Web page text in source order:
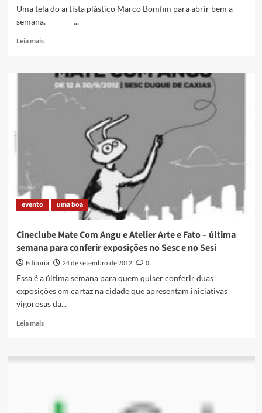
Uma tela do artista plástico Marco Bomfim para abrir bem a
semana. ...
Leia maisRead
Uma
imagem
para
abrir
evento uma boa
Cineclube Mate Com Angu e Atelier Arte e Fato – última
semana para conferir exposições no Sesc e no Sesi
Editoria 24 de setembro de 2012
0
Essa é a última semana para quem quiser conferir duas
exposições em cartaz na cidade que apresentam iniciativas
vigorosas da...
Leia maisRead